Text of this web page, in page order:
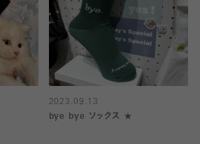
2023.09.13
bye bye ソックス ★